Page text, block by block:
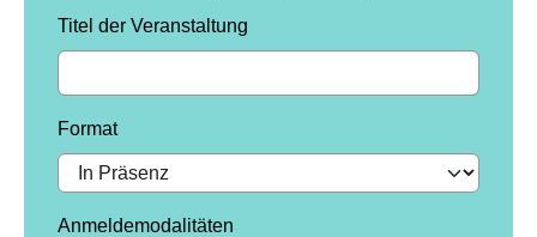
Titel der Veranstaltung
Format
Anmeldemodalitäten